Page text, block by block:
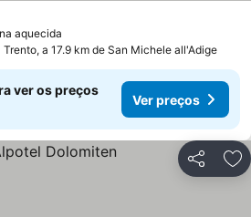
aquecida
preços
Trento, a 17.9 km de San Michele all'Adige
ver os preços
Ver preços
Partilhar